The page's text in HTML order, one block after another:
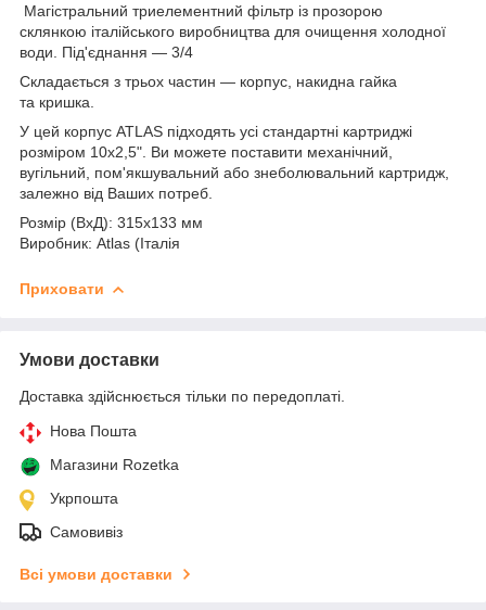
Магістральний триелементний фільтр із прозорою
склянкою італійського виробництва для очищення холодної
води. Під'єднання — 3/4
Складається з трьох частин — корпус, накидна гайка
та кришка.
У цей корпус ATLAS підходять усі стандартні картриджі
розміром 10х2,5". Ви можете поставити механічний,
вугільний, пом'якшувальний або знеболювальний картридж,
залежно від Ваших потреб.
Розмір (ВхД): 315х133 мм
Виробник: Atlas (Італія
Приховати
Умови доставки
Доставка здійснюється тільки по передоплаті.
Нова Пошта
Магазини Rozetka
Укрпошта
Самовивіз
Всі умови доставки